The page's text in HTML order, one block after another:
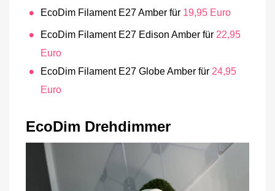
EcoDim Filament E27 Amber für 19,95 Euro
EcoDim Filament E27 Edison Amber für 22,95
Euro
EcoDim Filament E27 Globe Amber für 24,95
Euro
EcoDim Drehdimmer